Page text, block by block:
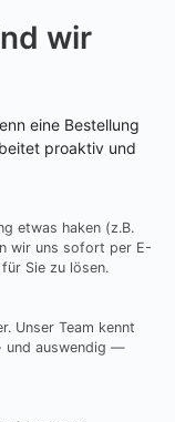
wir
eine Bestellung
proaktiv und
etwas haken (z.B.
wir uns sofort per E-
Sie zu lösen.
Unser Team kennt
und auswendig —